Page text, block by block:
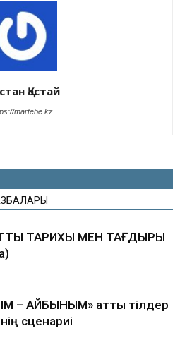
Қастай
martebe.kz
ТАРИХЫ МЕН ТАҒДЫРЫ
– АЙБЫНЫМ» атты тілдер
сценариі